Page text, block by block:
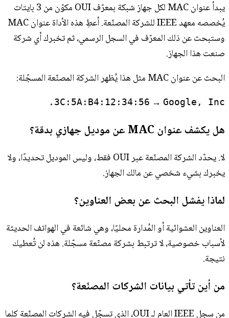
يبدأ عنوان MAC لكل جهاز شبكة بمعرّف OUI مكوّن من 3 بايتات
يُخصصه معهد IEEE للشركة المصنّعة. أعطِ هذه الأداة عنوان MAC
وستبحث عن ذلك المعرّف في السجل الرسمي، ثم تخبرك أي شركة
صنعت هذا الجهاز.
البحث عن عنوان MAC مثل هذا يُظهر الشركة المصنّعة المسجّلة:
3C:5A:B4:12:34:56 → Google, Inc.
هل يكشف عنوان MAC عن موديل جهازي بدقة؟
لا. يحدّد الشركة المصنّعة عبر OUI فقط، وليس الموديل تحديدًا، ولا
يخبرك بشيء شخصي عن مالك الجهاز.
لماذا يفشل البحث عن بعض العناوين؟
العناوين العشوائية أو المُدارة محليًا، وهي شائعة في الهواتف الحديثة
لأسباب خصوصية، لا ترتبط بشركة مصنّعة مسجّلة. هذه لن تُعطيك
نتيجة.
من أين تأتي بيانات الشركات المصنّعة؟
من سجل IEEE العام لـ OUI، الذي تسجّل فيه الشركات المصنّعة كلما